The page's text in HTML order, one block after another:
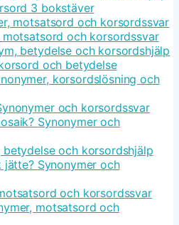
3 bokstäver
motsatsord och korsordssvar
motsatsord och korsordssvar
betydelse och korsordshjälp
och betydelse
korsordslösning och
och korsordssvar
Synonymer och
betydelse och korsordshjälp
Synonymer och
och korsordssvar
motsatsord och